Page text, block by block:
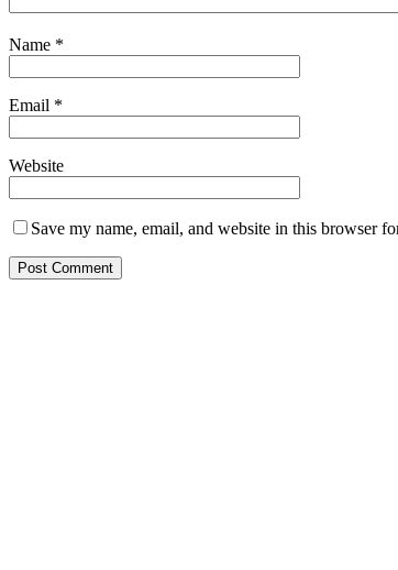
Name *
Email *
Website
Save my name, email, and website in this browser